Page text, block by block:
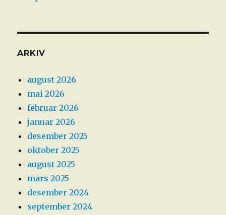
ARKIV
august 2026
mai 2026
februar 2026
januar 2026
desember 2025
oktober 2025
august 2025
mars 2025
desember 2024
september 2024